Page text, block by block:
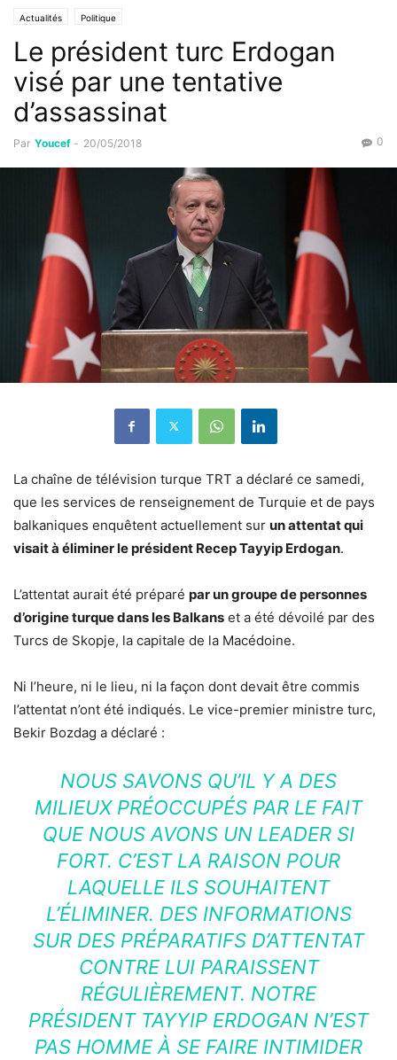
Actualités Politique
Le président turc Erdogan
visé par une tentative
d’assassinat
Par Youcef - 20/05/2018 0
La chaîne de télévision turque TRT a déclaré ce samedi,
que les services de renseignement de Turquie et de pays
balkaniques enquêtent actuellement sur un attentat qui
visait à éliminer le président Recep Tayyip Erdogan.
L’attentat aurait été préparé par un groupe de personnes
d’origine turque dans les Balkans et a été dévoilé par des
Turcs de Skopje, la capitale de la Macédoine.
Ni l’heure, ni le lieu, ni la façon dont devait être commis
l’attentat n’ont été indiqués. Le vice-premier ministre turc,
Bekir Bozdag a déclaré :
NOUS SAVONS QU’IL Y A DES
MILIEUX PRÉOCCUPÉS PAR LE FAIT
QUE NOUS AVONS UN LEADER SI
FORT. C’EST LA RAISON POUR
LAQUELLE ILS SOUHAITENT
L’ÉLIMINER. DES INFORMATIONS
SUR DES PRÉPARATIFS D’ATTENTAT
CONTRE LUI PARAISSENT
RÉGULIÈREMENT. NOTRE
PRÉSIDENT TAYYIP ERDOGAN N’EST
PAS HOMME À SE FAIRE INTIMIDER